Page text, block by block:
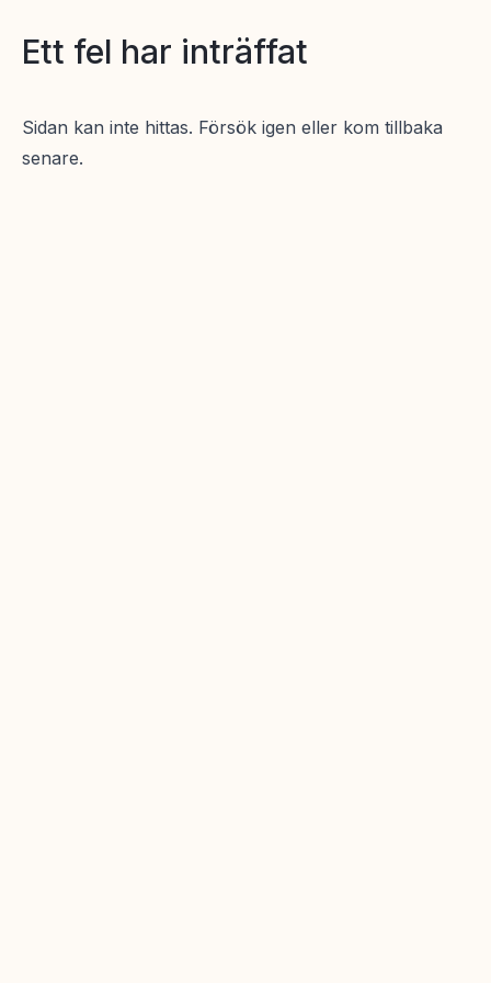
Ett fel har inträffat
Sidan kan inte hittas. Försök igen eller kom tillbaka
senare.